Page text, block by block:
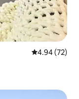
レビュー72
4.94 (72)